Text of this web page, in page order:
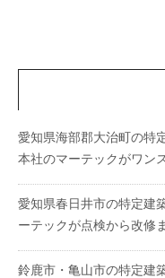
愛知県海部郡大治町の特
本社のマーテックがワン
愛知県春日井市の特定建
ーテックが点検から改修
鈴鹿市・亀山市の特定建